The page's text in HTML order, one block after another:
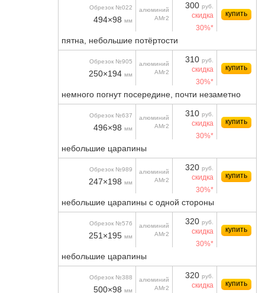
Обрезок №022
494×98 мм
алюминий
АМг2
300 руб.
скидка
30%*
купить
пятна, небольшие потёртости
Обрезок №905
250×194 мм
алюминий
АМг2
310 руб.
скидка
30%*
купить
немного погнут посередине, почти незаметно
Обрезок №637
496×98 мм
алюминий
АМг2
310 руб.
скидка
30%*
купить
небольшие царапины
Обрезок №989
247×198 мм
алюминий
АМг2
320 руб.
скидка
30%*
купить
небольшие царапины с одной стороны
Обрезок №576
251×195 мм
алюминий
АМг2
320 руб.
скидка
30%*
купить
небольшие царапины
Обрезок №388
500×98 мм
алюминий
АМг2
320 руб.
скидка купить